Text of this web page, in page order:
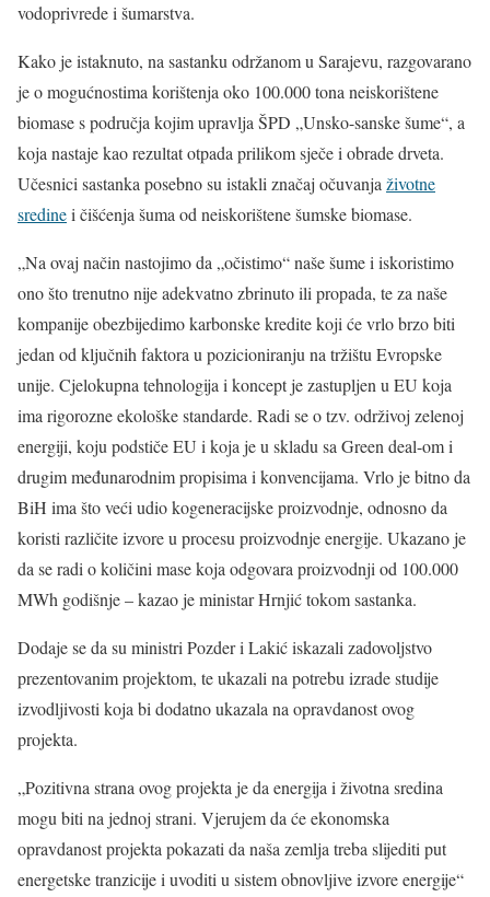
vodoprivrede i šumarstva.
Kako je istaknuto, na sastanku održanom u Sarajevu, razgovarano
je o mogućnostima korištenja oko 100.000 tona neiskorištene
biomase s područja kojim upravlja ŠPD „Unsko-sanske šume“, a
koja nastaje kao rezultat otpada prilikom sječe i obrade drveta.
Učesnici sastanka posebno su istakli značaj očuvanjaživotne
sredinei čišćenja šuma od neiskorištene šumske biomase.
„Na ovaj način nastojimo da „očistimo“ naše šume i iskoristimo
ono što trenutno nije adekvatno zbrinuto ili propada, te za naše
kompanije obezbijedimo karbonske kredite koji će vrlo brzo biti
jedan od ključnih faktora u pozicioniranju na tržištu Evropske
unije. Cjelokupna tehnologija i koncept je zastupljen u EU koja
ima rigorozne ekološke standarde. Radi se o tzv. održivoj zelenoj
energiji, koju podstiče EU i koja je u skladu sa Green deal-om i
drugim međunarodnim propisima i konvencijama. Vrlo je bitno da
BiH ima što veći udio kogeneracijske proizvodnje, odnosno da
koristi različite izvore u procesu proizvodnje energije. Ukazano je
da se radi o količini mase koja odgovara proizvodnji od 100.000
MWh godišnje – kazao je ministar Hrnjić tokom sastanka.
Dodaje se da su ministri Pozder i Lakić iskazali zadovoljstvo
prezentovanim projektom, te ukazali na potrebu izrade studije
izvodljivosti koja bi dodatno ukazala na opravdanost ovog
projekta.
„Pozitivna strana ovog projekta je da energija i životna sredina
mogu biti na jednoj strani. Vjerujem da će ekonomska
opravdanost projekta pokazati da naša zemlja treba slijediti put
energetske tranzicije i uvoditi u sistem obnovljive izvore energije“